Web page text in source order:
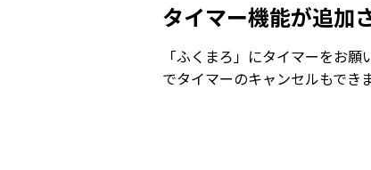
タイマー機能が追加
「ふくまろ」にタイマーをお
でタイマーのキャンセルもできま